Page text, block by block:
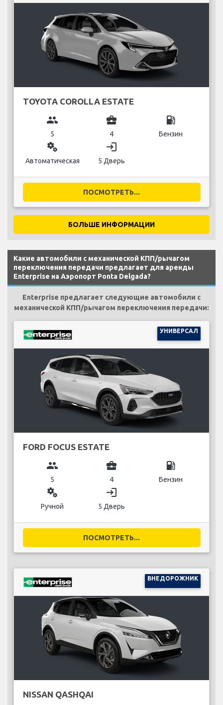
TOYOTA COROLLA ESTATE
group
5
business_center
4
local_gas_station
Бензин
miscellaneous_services
Автоматическая
login
5 Дверь
ПОСМОТРЕТЬ...
БОЛЬШЕ ИНФОРМАЦИИ
Какие автомобили с механической КПП/рычагом
переключения передачи предлагает для аренды
Enterprise на Аэропорт Ponta Delgada?
Enterprise предлагает следующие автомобили с
механической КПП/рычагом переключения передачи:
УНИВЕРСАЛ
FORD FOCUS ESTATE
group
5
business_center
4
local_gas_station
Бензин
miscellaneous_services
Ручной
login
5 Дверь
ПОСМОТРЕТЬ...
ВНЕДОРОЖНИК
NISSAN QASHQAI